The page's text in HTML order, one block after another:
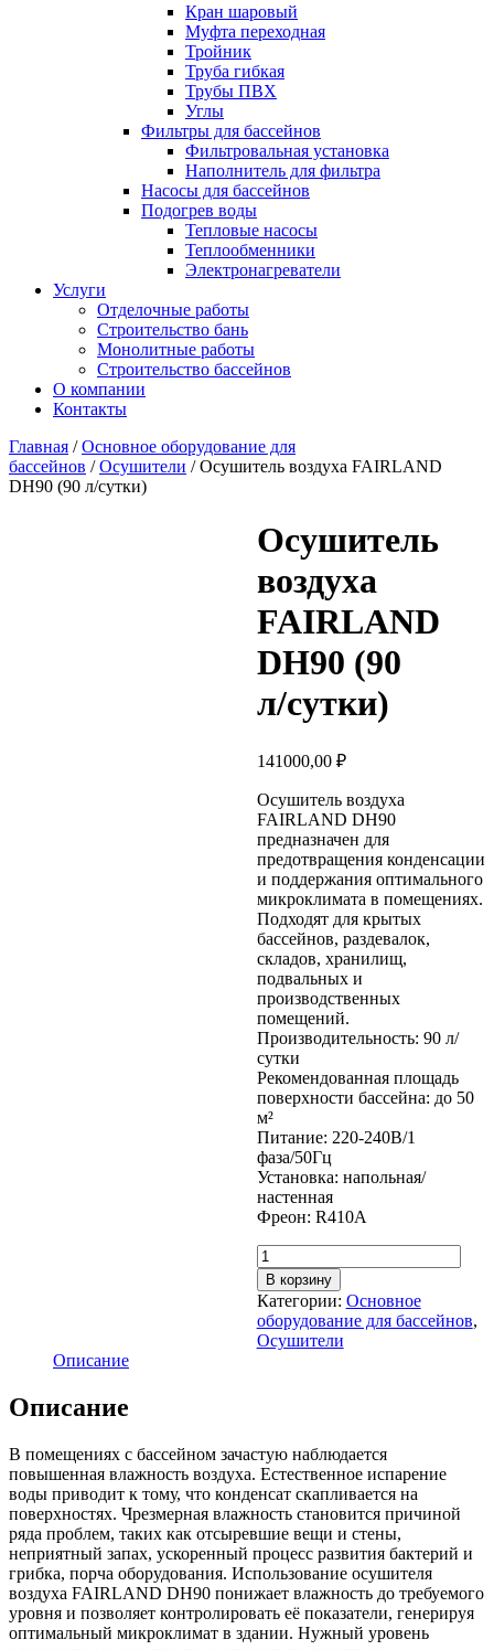
Кран шаровый
Муфта переходная
Тройник
Труба гибкая
Трубы ПВХ
Углы
Фильтры для бассейнов
Фильтровальная установка
Наполнитель для фильтра
Насосы для бассейнов
Подогрев воды
Тепловые насосы
Теплообменники
Электронагреватели
Услуги
Отделочные работы
Строительство бань
Монолитные работы
Строительство бассейнов
О компании
Контакты
Главная /Основное оборудование для
бассейнов /Осушители / Осушитель воздуха FAIRLAND
DH90 (90 л/cутки)
Осушитель
воздуха
FAIRLAND
DH90 (90
л/cутки)
141000,00 ₽
Осушитель воздуха
FAIRLAND DH90
предназначен для
предотвращения конденсации
и поддержания оптимального
микроклимата в помещениях.
Подходят для крытых
бассейнов, раздевалок,
складов, хранилищ,
подвальных и
производственных
помещений.
Производительность: 90 л/
сутки
Рекомендованная площадь
поверхности бассейна: до 50
м²
Питание: 220-240В/1
фаза/50Гц
Установка: напольная/
настенная
Фреон: R410A
Количество
товара
Осушитель
воздуха
FAIRLAND
DH90
В корзину
Категории: Основное
оборудование для бассейнов,
Осушители
Описание
Описание
В помещениях с бассейном зачастую наблюдается
повышенная влажность воздуха. Естественное испарение
воды приводит к тому, что конденсат скапливается на
поверхностях. Чрезмерная влажность становится причиной
ряда проблем, таких как отсыревшие вещи и стены,
неприятный запах, ускоренный процесс развития бактерий и
грибка, порча оборудования. Использование осушителя
воздуха FAIRLAND DH90 понижает влажность до требуемого
уровня и позволяет контролировать её показатели, генерируя
оптимальный микроклимат в здании. Нужный уровень